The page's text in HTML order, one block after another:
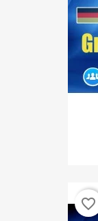
favorite_border